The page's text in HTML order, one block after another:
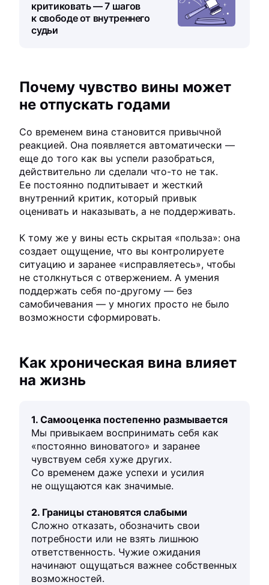
критиковать — 7 шагов
к свободе от внутреннего
судьи
Почему чувство вины может
не отпускать годами
Со временем вина становится привычной
реакцией. Она появляется автоматически —
еще до того как вы успели разобраться,
действительно ли сделали что-то не так.
Ее постоянно подпитывает и жесткий
внутренний критик, который привык
оценивать и наказывать, а не поддерживать.
К тому же у вины есть скрытая «польза»: она
создает ощущение, что вы контролируете
ситуацию и заранее «исправляетесь», чтобы
не столкнуться с отвержением. А умения
поддержать себя по-другому — без
самобичевания — у многих просто не было
возможности сформировать.
Как хроническая вина влияет
на жизнь
1. Самооценка постепенно размывается
Мы привыкаем воспринимать себя как
«постоянно виноватого» и заранее
чувствуем себя хуже других.
Со временем даже успехи и усилия
не ощущаются как значимые.
2. Границы становятся слабыми
Сложно отказать, обозначить свои
потребности или не взять лишнюю
ответственность. Чужие ожидания
начинают ощущаться важнее собственных
возможностей.